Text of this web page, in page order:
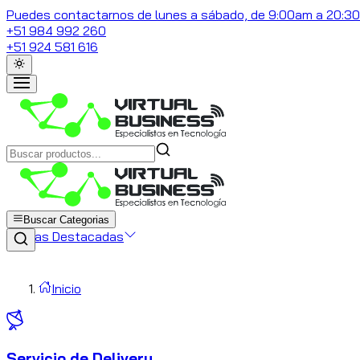
Puedes contactarnos de lunes a sábado, de 9:00am a
+51 984 992 260
+51 924 581 616
Buscar Categorias
Marcas Destacadas
Inicio